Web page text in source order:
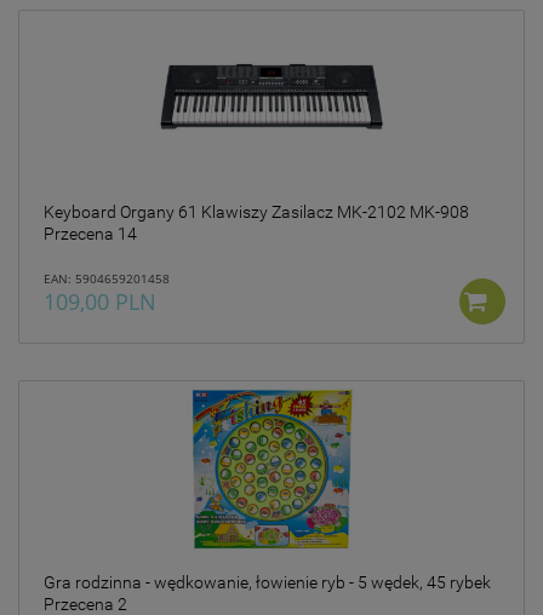
Keyboard Organy 61 Klawiszy Zasilacz MK-2102 MK-908
Przecena 14
EAN: 5904659201458
109,00 PLN
Gra rodzinna - wędkowanie, łowienie ryb - 5 wędek, 45 rybek
Przecena 2